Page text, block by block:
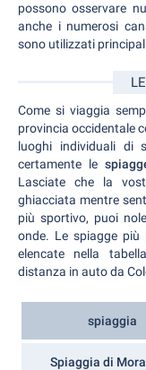
possono osservare
anche i numerosi
sono utilizzati
Come si viaggia
provincia occidentale
luoghi individuali di
certamente le
Lasciate che la
ghiacciata mentre
più sportivo, puoi
onde. Le spiagge più
elencate nella
distanza in auto da
spiaggia
Spiaggia di